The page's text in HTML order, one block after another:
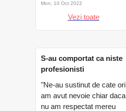
Mon, 10 Oct 2022
Vezi toate
S-au comportat ca niste
profesionisti
"Ne-au sustinut de cate ori
am avut nevoie chiar daca
nu am respectat mereu